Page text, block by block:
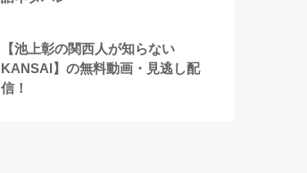
【池上彰の関西人が知らない
KANSAI】の無料動画・見逃し配
信！